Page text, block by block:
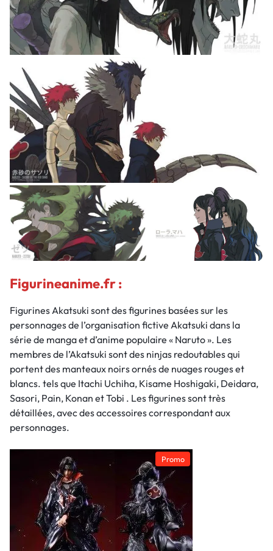
Figurineanime.fr :
Figurines Akatsuki sont des figurines basées sur les
personnages de l’organisation fictive Akatsuki dans la
série de manga et d’anime populaire « Naruto ». Les
membres de l’Akatsuki sont des ninjas redoutables qui
portent des manteaux noirs ornés de nuages rouges et
blancs. tels que Itachi Uchiha, Kisame Hoshigaki, Deidara,
Sasori, Pain, Konan et Tobi . Les figurines sont très
détaillées, avec des accessoires correspondant aux
personnages.
Promo